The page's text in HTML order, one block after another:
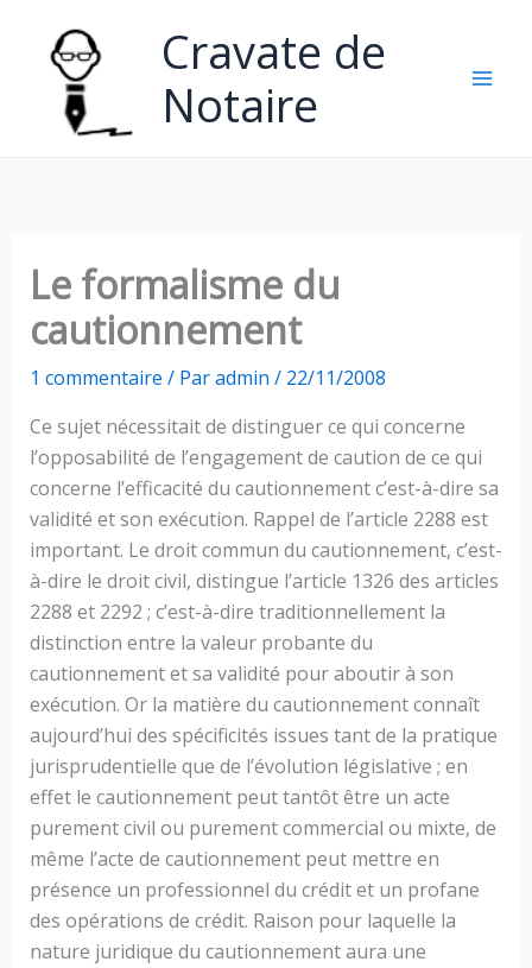
contenu
Cravate de
Notaire
Le formalisme du
cautionnement
1 commentaire / Paradmin / 22/11/2008
Ce sujet nécessitait de distinguer ce qui concerne
l’opposabilité de l’engagement de caution de ce qui
concerne l’efficacité du cautionnement c’est-à-dire sa
validité et son exécution. Rappel de l’article 2288 est
important. Le droit commun du cautionnement, c’est-
à-dire le droit civil, distingue l’article 1326 des articles
2288 et 2292 ; c’est-à-dire traditionnellement la
distinction entre la valeur probante du
cautionnement et sa validité pour aboutir à son
exécution. Or la matière du cautionnement connaît
aujourd’hui des spécificités issues tant de la pratique
jurisprudentielle que de l’évolution législative ; en
effet le cautionnement peut tantôt être un acte
purement civil ou purement commercial ou mixte, de
même l’acte de cautionnement peut mettre en
présence un professionnel du crédit et un profane
des opérations de crédit. Raison pour laquelle la
nature juridique du cautionnement aura une